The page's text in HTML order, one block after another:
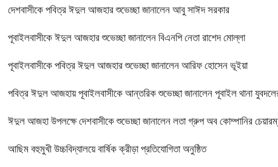
দেশবাসীকে পবিত্র ঈদুল আজহার শুভেচ্ছা জানালেন আবু সাঈদ সরকার
পূবাইলবাসীকে ঈদুল আজহার শুভেচ্ছা জানালেন বিএনপি নেতা রাশেদ মোল্লা
পূবাইলবাসীকে পবিত্র ঈদুল আজহার শুভেচ্ছা জানালেন আরিফ হোসেন ভূইয়া
পবিত্র ঈদুল আজহায় পূবাইলবাসীকে আন্তরিক শুভেচ্ছা জানালেন পূবাইল থানা
ঈদুল আজহা উপলক্ষে দেশবাসীকে শুভেচ্ছা জানালেন লতা গ্রুপ অব কোম্পানির
আছিম বহুমুখী উচ্চবিদ্যালয়ে বার্ষিক ক্রীড়া প্রতিযোগিতা অনুষ্ঠিত